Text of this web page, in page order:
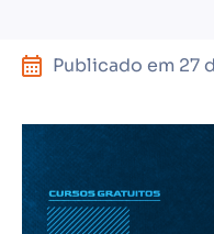
Publicado em 27